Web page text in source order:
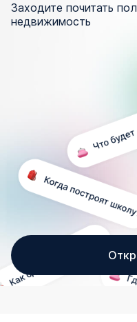
Заходите почитать
недвижимость